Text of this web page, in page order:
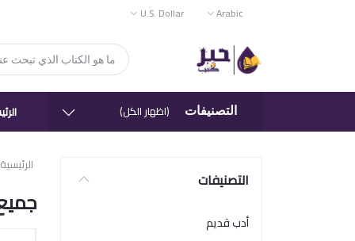
Arabic
U.S. Dollar
التصنيفات (اظهار الكل)
التصنيفات
أدب قديم
الرئيسية